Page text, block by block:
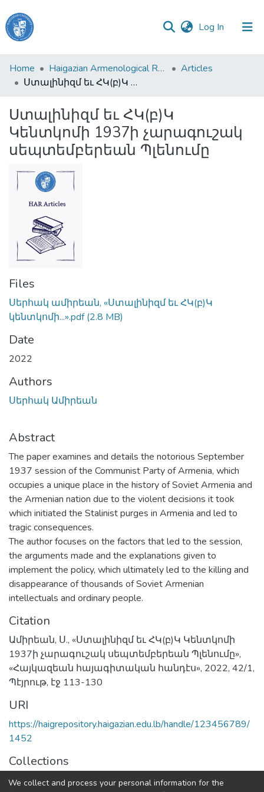
Log In (current)
Haigazian
University
&
Collections
All of DSpace
Home Haigazian Armenological Review
Articles
Ստալինիզմ եւ ՀԿ(բ)Կ Կենտկոմի 1937ի չարագուշակ սեպտեմբերեան Պլենումը
Ստալինիզմ եւ ՀԿ(բ)Կ
Կենտկոմի 1937ի չարագուշակ
սեպտեմբերեան Պլենումը
Files
Սերհակ ամիրեան, «Ստալինիզմ եւ ՀԿ(բ)Կ
կենտկոմի...».pdf(2.8 MB)
Date
2022
Authors
Սերհակ Ամիրեան
Abstract
The paper examines and details the notorious September
1937 session of the Communist Party of Armenia, which
occupies a unique place in the history of Soviet Armenia and
the Armenian nation due to the violent decisions it took
which initiated the Stalinist purges in Armenia and led to
tragic consequences.
The author focuses on the factors that led to the session,
the arguments made and the explanations given to
implement the policy, which ultimately led to the killing and
disappearance of thousands of Soviet Armenian
intellectuals and ordinary people.
Citation
Ամիրեան, Ս., «Ստալինիզմ եւ ՀԿ(բ)Կ Կենտկոմի
1937ի չարագուշակ սեպտեմբերեան Պլենումը»,
«Հայկազեան հայագիտական հանդէս», 2022, 42/1,
Պէյրութ, էջ 113-130
URI
https://haigrepository.haigazian.edu.lb/handle/123456789/
1452
Collections
Articles
We collect and process your personal information for the